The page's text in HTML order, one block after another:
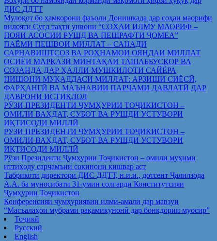
ДИС ДДТТ
Мулоқот бо ҳамкорони фаъоли Донишкада дар соҳаи маорифи
вилояти Суғд таҳти унвони “СОҲАИ ИЛМУ МАОРИФ –
ПОЯИ АСОСИИ РУШД ВА ПЕШРАФТИ ҶОМЕА”
ПАЁМИ ПЕШВОИ МИЛЛАТ – САНАДИ
САРНАВИШТСОЗ ВА РОҲНАМОИ ОЯНДАИ МИЛЛАТ
ОСИЁИ МАРКАЗӢ МИНТАҚАИ ТАШАББУСКОР ВА
СОЗАНДА ДАР ҲАЛЛИ МУШКИЛОТИ САЙЁРА
НИШОНИ МУҚАДДАСИ МИЛЛАТ: АРЗИШИ СИЁСӢ,
ФАРҲАНГӢ ВА МАЪНАВИИ ПАРЧАМИ ДАВЛАТӢ ДАР
ДАВРОНИ ИСТИҚЛОЛ
РӮЗИ ПРЕЗИДЕНТИ ҶУМҲУРИИ ТОҶИКИСТОН –
ОМИЛИ ВАҲДАТ, СУБОТ ВА РУШДИ УСТУВОРИ
ИҚТИСОДИ МИЛЛӢ
РӮЗИ ПРЕЗИДЕНТИ ҶУМҲУРИИ ТОҶИКИСТОН –
ОМИЛИ ВАҲДАТ, СУБОТ ВА РУШДИ УСТУВОРИ
ИҚТИСОДИ МИЛЛӢ
Рўзи Президенти Ҷумҳурии Тоҷикистон – омили муҳими
иттиҳоду сарҷамъии сокинони кишвар аст
Табрикоти директори ДИС ДДТТ, н.и.и., дотсент Ҷалилзода
А.А. ба муносибати 31-умин солгарди Конститутсияи
Ҷумҳурии Тоҷикистон
Конференсияи ҷумҳуриявии илмӣ-амалӣ дар мавзуи
“Масъалаҳои мубрами рақамикунонӣ дар бонкдории муосир”
Тоҷикӣ
Русский
English